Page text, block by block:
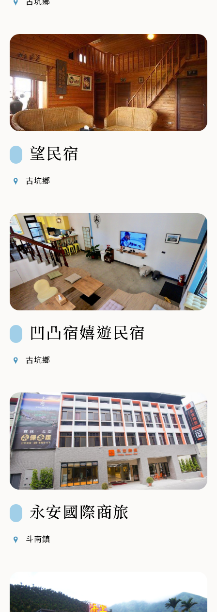
望民宿
古坑鄉
凹凸宿嬉遊民宿
古坑鄉
永安國際商旅
斗南鎮